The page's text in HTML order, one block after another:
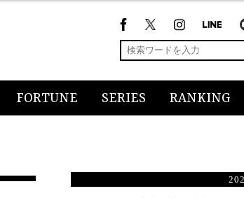
FORTUNE SERIES RANKING